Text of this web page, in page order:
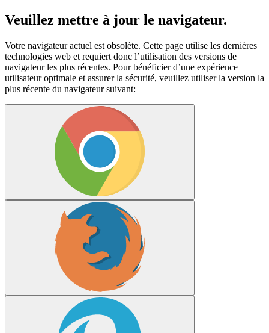
Veuillez mettre à jour le navigateur.
Votre navigateur actuel est obsolète. Cette page utilise les dernières
technologies web et requiert donc l’utilisation des versions de
navigateur les plus récentes. Pour bénéficier d’une expérience
utilisateur optimale et assurer la sécurité, veuillez utiliser la version la
plus récente du navigateur suivant: